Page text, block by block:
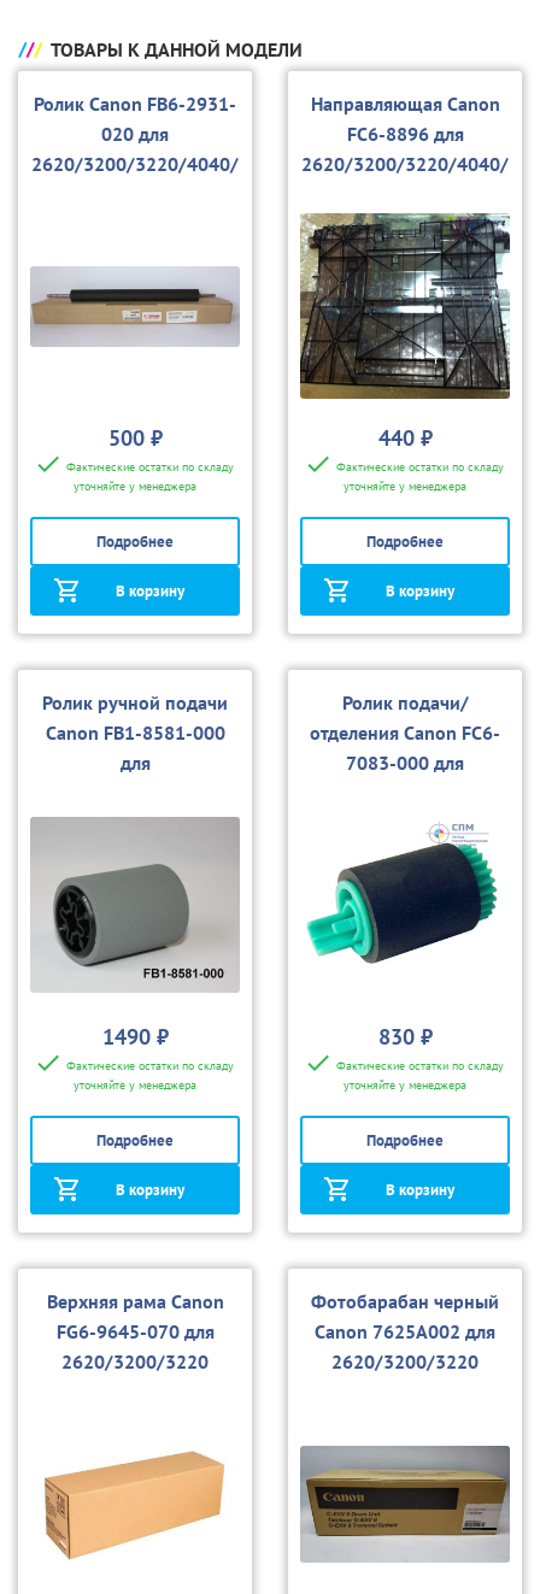
ТОВАРЫ К ДАННОЙ МОДЕЛИ
Ролик Canon FB6-2931-
020 для
2620/3200/3220/4040/
500 ₽
Фактические остатки по складу
уточняйте у менеджера
Подробнее
В корзину
Направляющая Canon
FC6-8896 для
2620/3200/3220/4040/
5185
440 ₽
Фактические остатки по складу
уточняйте у менеджера
Подробнее
В корзину
Ролик ручной подачи
Canon FB1-8581-000
для
4080/4580/5151/5180/
1490 ₽
Фактические остатки по складу
уточняйте у менеджера
Подробнее
В корзину
Ролик подачи/
отделения Canon FC6-
7083-000 для
4080/4580/5151/5180/
5185
830 ₽
Фактические остатки по складу
уточняйте у менеджера
Подробнее
В корзину
Верхняя рама Canon
FG6-9645-070 для
2620/3200/3220
Фотобарабан черный
Canon 7625А002 для
2620/3200/3220